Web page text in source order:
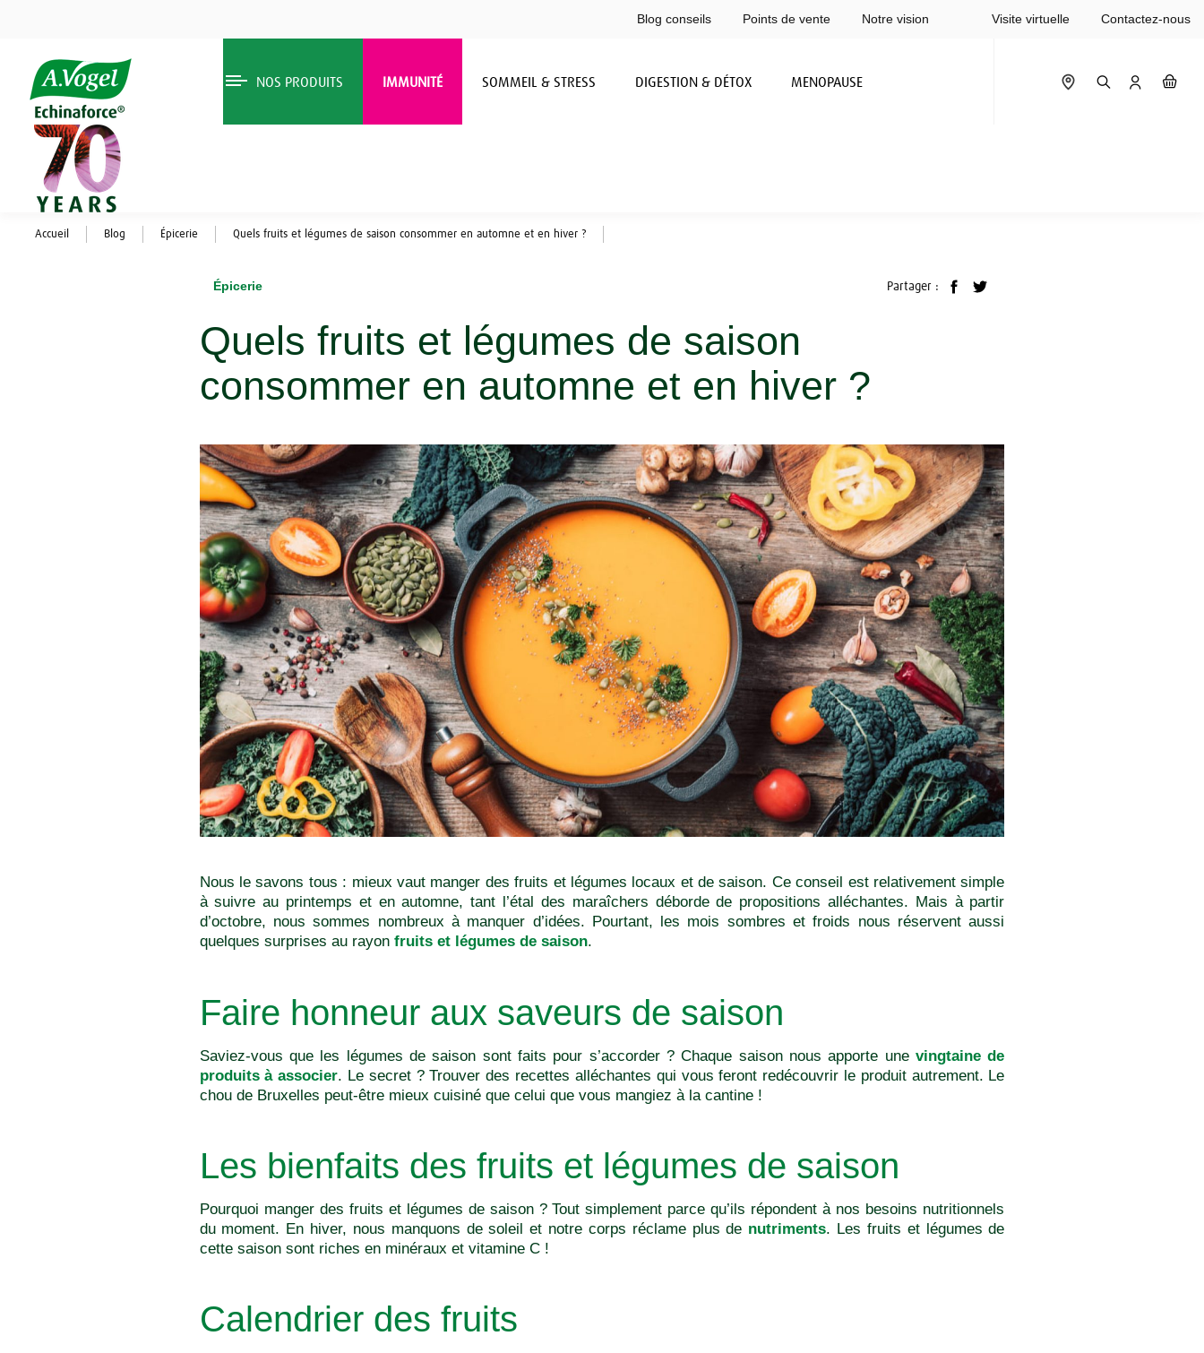
Blog conseils Points de vente Notre vision Visite virtuelle Contactez-nous
NOS PRODUITS IMMUNITÉ SOMMEIL & STRESS DIGESTION & DÉTOX MENOPAUSE
Accueil Blog Épicerie Quels fruits et légumes de saison consommer en automne et en hiver ?
Épicerie Partager :
Quels fruits et légumes de saison
consommer en automne et en hiver ?
Nous le savons tous : mieux vaut manger des fruits et légumes locaux et de saison. Ce conseil est relativement simple
à suivre au printemps et en automne, tant l’étal des maraîchers déborde de propositions alléchantes. Mais à partir
d’octobre, nous sommes nombreux à manquer d’idées. Pourtant, les mois sombres et froids nous réservent aussi
quelques surprises au rayon fruits et légumes de saison.
Faire honneur aux saveurs de saison
Saviez-vous que les légumes de saison sont faits pour s’accorder ? Chaque saison nous apporte unevingtaine de
produits à associer. Le secret ? Trouver des recettes alléchantes qui vous feront redécouvrir le produit autrement. Le
chou de Bruxelles peut-être mieux cuisiné que celui que vous mangiez à la cantine !
Les bienfaits des fruits et légumes de saison
Pourquoi manger des fruits et légumes de saison ? Tout simplement parce qu’ils répondent à nos besoins nutritionnels
du moment. En hiver, nous manquons de soleil et notre corps réclame plus de nutriments. Les fruits et légumes de
cette saison sont riches en minéraux et vitamine C !
Calendrier des fruits